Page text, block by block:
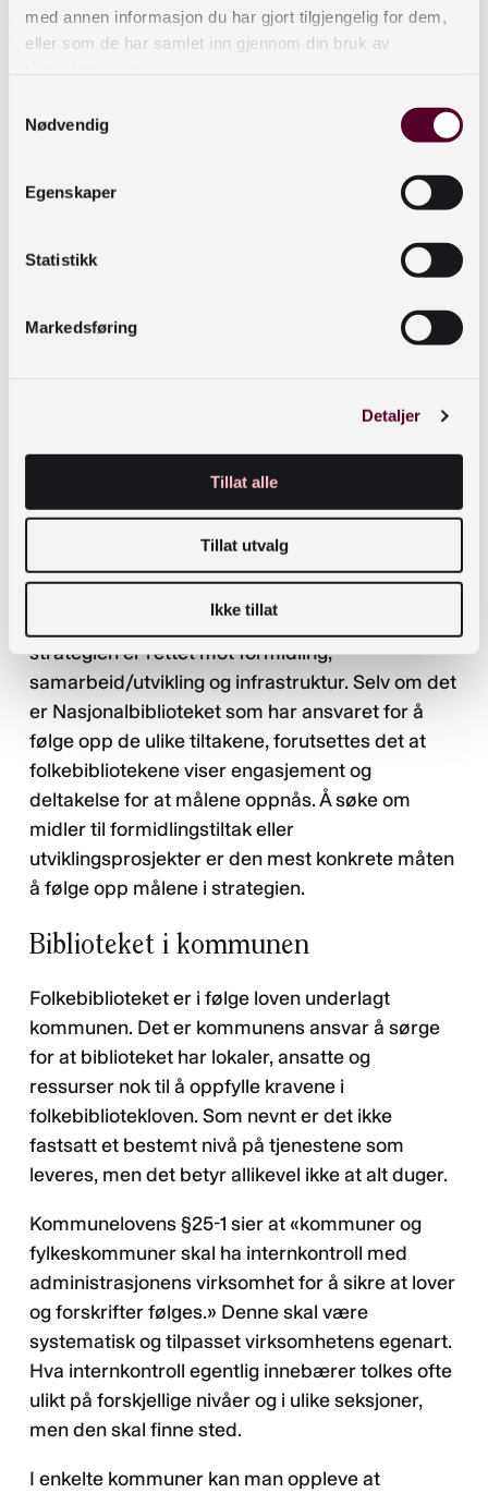
med annen informasjon du har gjort tilgjengelig for dem,
eller som de har samlet inn gjennom din bruk av
Nødvendig
Egenskaper
Statistikk
Markedsføring
Detaljer
Tillat alle
Tillat utvalg
Ikke tillat
Totalt 303 bibliotek deltok i undersøkelsen.
– Statusrapport om bemanning og kvalitet
av bibliotekene har begrenset kapasitet til aktiv
grunn av lav bemanning. Mange ansatte må være
alene på jobb, de må prioritere vekk viktige
ekstraoppgaver i tillegg til bibliotekdriften. Det er
også store forskjeller mellom bibliotek i store og
I tillegg til Folkebibliotekloven er dennasjonale
et viktig grunnlagsdokument.
Den gjeldende bibliotekstrategien ble først
2025. De tjue tiltakene i den videreførte
strategien er rettet mot formidling,
samarbeid/utvikling og infrastruktur. Selv om det
er Nasjonalbiblioteket som har ansvaret for å
følge opp de ulike tiltakene, forutsettes det at
folkebibliotekene viser engasjement og
deltakelse for at målene oppnås. Å søke om
midler til formidlingstiltak eller
utviklingsprosjekter er den mest konkrete måten
å følge opp målene i strategien.
Biblioteket i kommunen
Folkebiblioteket er i følge loven underlagt
kommunen. Det er kommunens ansvar å sørge
for at biblioteket har lokaler, ansatte og
ressurser nok til å oppfylle kravene i
folkebibliotekloven. Som nevnt er det ikke
fastsatt et bestemt nivå på tjenestene som
leveres, men det betyr allikevel ikke at alt duger.
Kommunelovens §25-1 sier at «kommuner og
fylkeskommuner skal ha internkontroll med
administrasjonens virksomhet for å sikre at lover
og forskrifter følges.» Denne skal være
systematisk og tilpasset virksomhetens egenart.
Hva internkontroll egentlig innebærer tolkes ofte
ulikt på forskjellige nivåer og i ulike seksjoner,
men den skal finne sted.
I enkelte kommuner kan man oppleve at